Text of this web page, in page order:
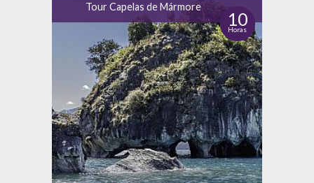
Tour Capelas de Mármore
10
Horas